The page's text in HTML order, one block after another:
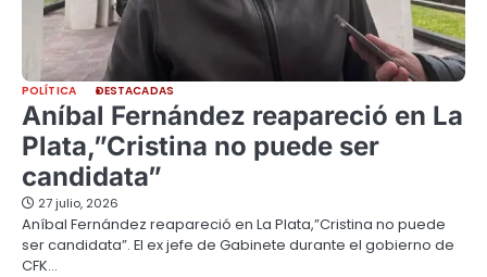
POLÍTICA DESTACADAS
Aníbal Fernández reapareció en La
Plata,”Cristina no puede ser
candidata”
27 julio, 2026
Aníbal Fernández reapareció en La Plata,”Cristina no puede
ser candidata”. El ex jefe de Gabinete durante el gobierno de
CFK…